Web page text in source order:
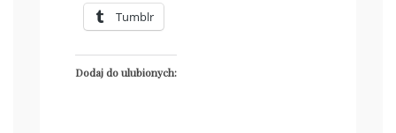
Tumblr
Dodaj do ulubionych: